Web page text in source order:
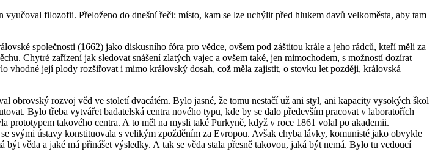
filozofii. Přeloženo do dnešní řeči: místo, kam se lze uchýlit před hlukem davů velkoměsta, aby tam
společnosti (1662) jako diskusního fóra pro vědce, ovšem pod záštitou krále a jeho rádců, kteří měli za
Chytré zařízení jak sledovat snášení zlatých vajec a ovšem také, jen mimochodem, s možností dozírat
její plody rozšiřovat i mimo královský dosah, což měla zajistit, o stovku let později, královská
obrovský rozvoj věd ve století dvacátém. Bylo jasné, že tomu nestačí už ani styl, ani kapacity vysokých škol
Bylo třeba vytvářet badatelská centra nového typu, kde by se dalo především pracovat v laboratořích
prototypem takového centra. A to měl na mysli také Purkyně, když v roce 1861 volal po akademii.
svými ústavy konstituovala s velikým zpožděním za Evropou. Avšak chyba lávky, komunisté jako obvykle
věda a jaké má přinášet výsledky. A tak se věda stala přesně takovou, jaká být nemá. Bylo tu vedoucí